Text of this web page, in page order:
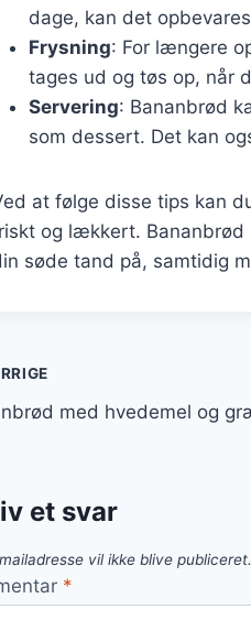
dage, kan det
Frysning: For længere
tages ud og tøs op, når
Servering: Bananbrød
som dessert. Det kan
at følge disse tips kan
og lækkert.
søde tand på, samtidig
med hvedemel og
et svar
vil ikke blive publiceret.
*